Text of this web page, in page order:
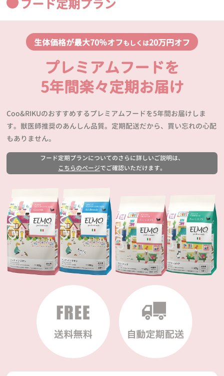
フード定期プラン
生体価格が最大70％オフもしくは20万円オフ
プレミアムフードを
5年間楽々定期お届け
Coo&RIKUのおすすめするプレミアムフードを5年間お届けしま
す。獣医師推奨のあんしん品質。定期配送だから、買い忘れの心配
もありません。
フード定期プランについてのさらに詳しいご説明は、
こちらのページでご確認いただけます。